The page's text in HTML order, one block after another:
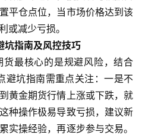
平仓点位，当市场价格达到该
或减少亏损。
指南及风控技巧
最核心的是规避风险，结合
避坑指南需重点关注：一是不
黄金期货行情上涨或下跌，就
种操作极易导致亏损，建议新
实操经验，再逐步参与交易。